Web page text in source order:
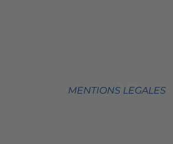
MENTIONS LEGALES